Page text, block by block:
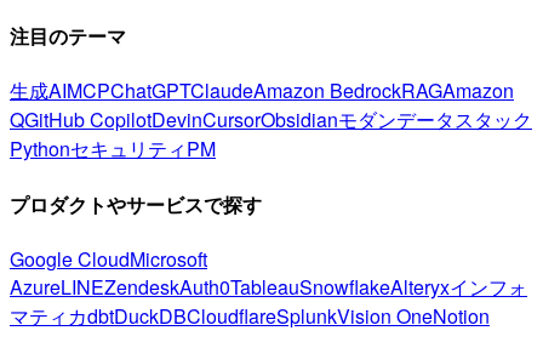
注目のテーマ
生成AIMCPChatGPTClaudeAmazon BedrockRAGAmazon
QGitHub CopilotDevinCursorObsidianモダンデータスタック
PythonセキュリティPM
プロダクトやサービスで探す
Google CloudMicrosoft
AzureLINEZendeskAuth0TableauSnowflakeAlteryxインフォ
マティカdbtDuckDBCloudflareSplunkVision OneNotion